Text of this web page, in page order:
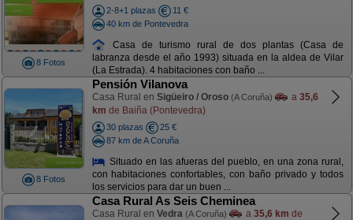
8 Fotos
2-8+1 plazas
11 €
40 km de Pontevedra
Casa de turismo rural de dos plantas (Casa de
labranza desde el año 1993) situada en la aldea de Vilar
(La Estrada). 4 habitaciones con baño ...
8 Fotos
Pensión Vilanova
Casa Rural en Sigüeiro / Oroso (A Coruña) a 35,6
km de Baiña (Pontevedra)
30 plazas
25 €
87 km de A Coruña
Situado en las afueras del pueblo, en una zona rural,
con habitaciones confortables, con baño privado y todos
los servicios para dar un buen ...
Casa Rural As Seis Cheminea
Casa Rural en Vedra (A Coruña) a 35,6 km de